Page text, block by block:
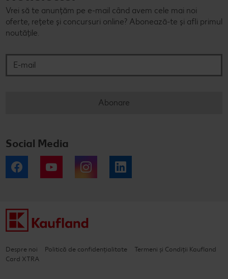
Vrei să te anunțăm pe e-mail când avem cele mai noi
oferte, rețete și concursuri online? Abonează-te și afli primul
noutățile.
Abonare
Social Media
Facebook YouTube Instagram
Despre noi Politică de confidențialitate
Termeni și Condiții Kaufland
Card XTRA